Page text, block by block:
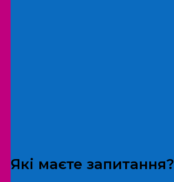
Які маєте запитання?